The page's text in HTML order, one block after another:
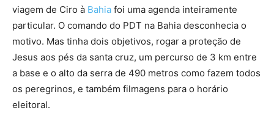
viagem de Ciro à Bahia foi uma agenda inteiramente
particular. O comando do PDT na Bahia desconhecia o
motivo. Mas tinha dois objetivos, rogar a proteção de
Jesus aos pés da santa cruz, um percurso de 3 km entre
a base e o alto da serra de 490 metros como fazem todos
os peregrinos, e também filmagens para o horário
eleitoral.